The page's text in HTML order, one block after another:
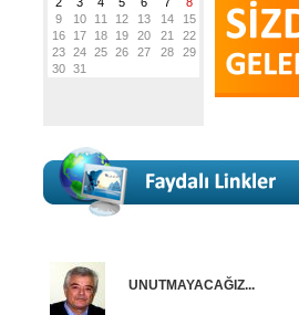
UNUTMAYACAĞIZ...